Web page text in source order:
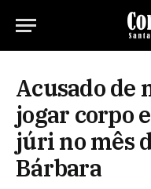
Acusado de
jogar corpo
júri no mês
Bárbara